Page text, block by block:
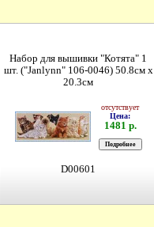
Набор для вышивки "Котята" 1
шт. ("Janlynn" 106-0046) 50.8см х
20.3см
отсутствует
Цена:
1481 р.
D00601